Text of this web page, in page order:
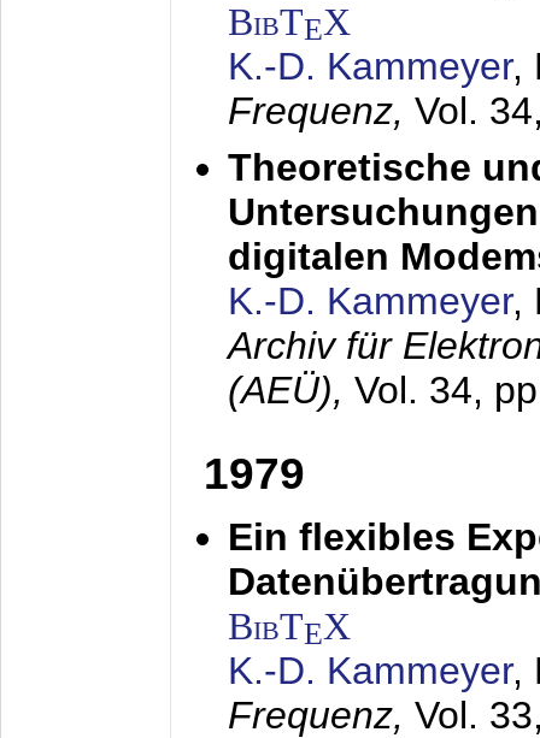
BibTEX
K.-D. Kammeyer,
Frequenz, Vol.
Theoretische
digitalen
K.-D. Kammeyer,
Archiv für
(AEÜ), Vol. 34,
1979
Ein flexibles
BibTEX
K.-D. Kammeyer,
Frequenz, Vol.